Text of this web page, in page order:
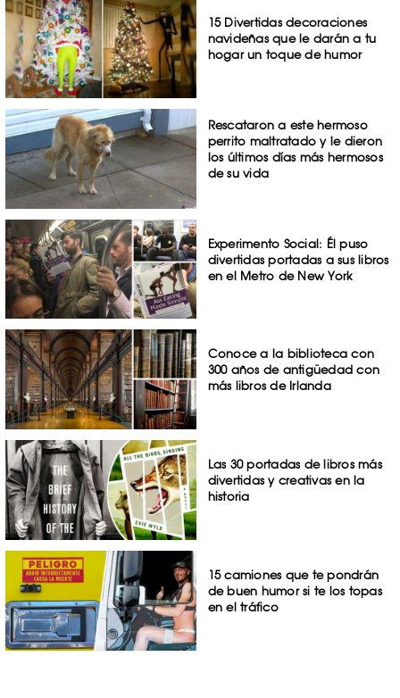
15 Divertidas decoraciones
navideñas que le darán a tu
hogar un toque de humor
Rescataron a este hermoso
perrito maltratado y le dieron
los últimos días más hermosos
de su vida
Experimento Social: Él puso
divertidas portadas a sus libros
en el Metro de New York
Conoce a la biblioteca con
300 años de antigüedad con
más libros de Irlanda
Las 30 portadas de libros más
divertidas y creativas en la
historia
15 camiones que te pondrán
de buen humor si te los topas
en el tráfico